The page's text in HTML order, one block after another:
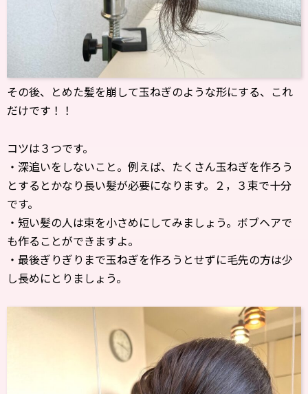
その後、とめた髪を崩して玉ねぎのような形にする、これ
だけです！！
コツは３つです。
・深追いをしないこと。例えば、たくさん玉ねぎを作ろう
とするとかなり長い髪が必要になります。２，３束で十分
です。
・短い髪の人は束を小さめにしてみましょう。ボブヘアで
も作ることができますよ。
・最後ぎりぎりまで玉ねぎを作ろうとせずに毛先の方は少
し長めにとりましょう。